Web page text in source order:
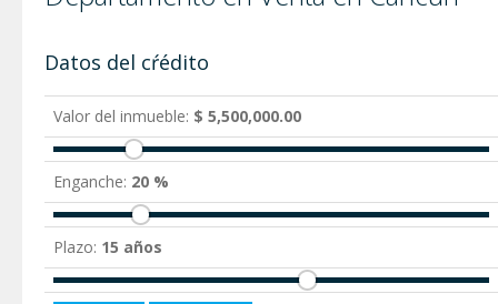
Datos del cŕédito
Valor del inmueble: $ 5,500,000.00
Enganche: 20 %
Plazo: 15 años